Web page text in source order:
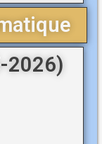
2026)